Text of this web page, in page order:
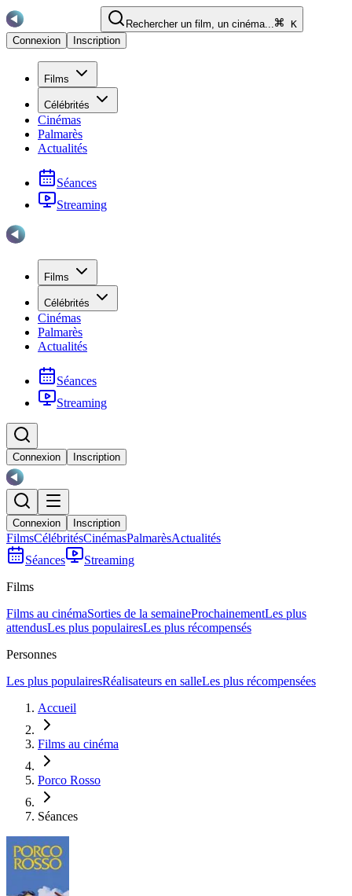
Rechercher un film, un cinéma...
K
Connexion
Inscription
Films
Célébrités
Cinémas
Palmarès
Actualités
Séances
Streaming
Films
Célébrités
Cinémas
Palmarès
Actualités
Séances
Streaming
Connexion Inscription
Connexion Inscription
FilmsCélébritésCinémasPalmarèsActualités
Séances
Streaming
Films
Films au cinémaSorties de la semaineProchainementLes plus
attendusLes plus populairesLes plus récompensés
Personnes
Les plus populairesRéalisateurs en salleLes plus récompensées
Accueil
Films au cinéma
Porco Rosso
Séances